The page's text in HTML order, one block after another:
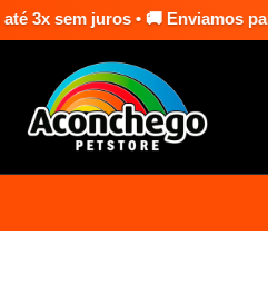
para todo Brasil • 🎁